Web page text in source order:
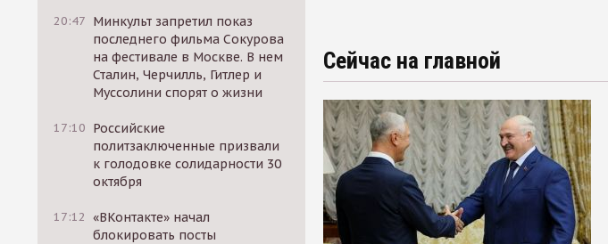
20:47 Минкульт запретил показ
последнего фильма Сокурова
на фестивале в Москве. В нем
Сталин, Черчилль, Гитлер и
Муссолини спорят о жизни
17:10 Российские
политзаключенные призвали
к голодовке солидарности 30
октября
17:12 «ВКонтакте» начал
блокировать посты
Сейчас на главной